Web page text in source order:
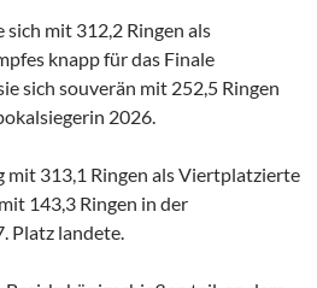
mit 312,2 Ringen als
knapp für das Finale
sich souverän mit 252,5 Ringen
2026.
mit 313,1 Ringen als Viertplatzierte
143,3 Ringen in der
Platz landete.